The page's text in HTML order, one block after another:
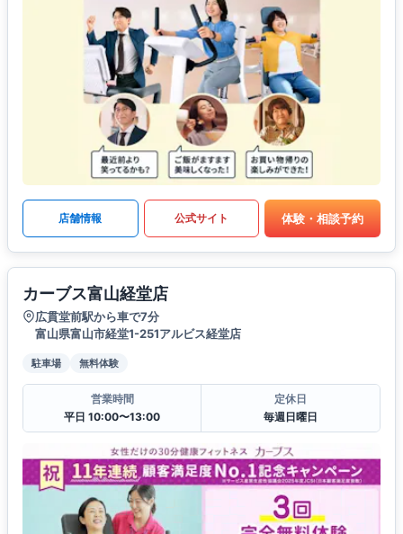
店舗情報 公式サイト 体験・相談予約
カーブス富山経堂店
広貫堂前駅から車で7分
富山県富山市経堂1-251アルビス経堂店
駐車場 無料体験
営業時間
平日 10:00〜13:00
定休日
毎週日曜日